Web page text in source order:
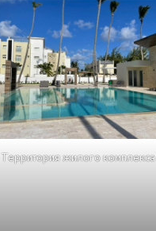
Территория жилого комплекса